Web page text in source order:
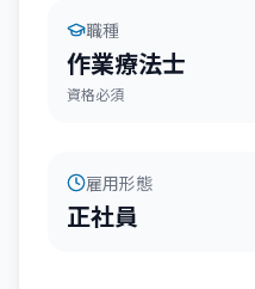
職種
作業療法士
資格必須
雇用形態
正社員